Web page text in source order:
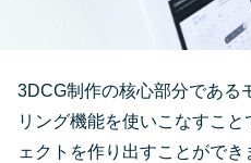
3DCG制作の核心部分である
リング機能を使いこなすこ
ェクトを作り出すことがで